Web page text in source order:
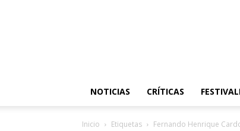
NOTICIAS CRÍTICAS
Inicio Etiquetas Fernando Henrique